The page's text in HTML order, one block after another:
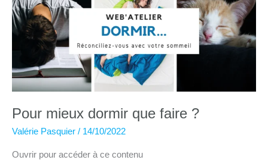
Pour mieux dormir que faire ?
Valérie Pasquier / 14/10/2022
Ouvrir pour accéder à ce contenu